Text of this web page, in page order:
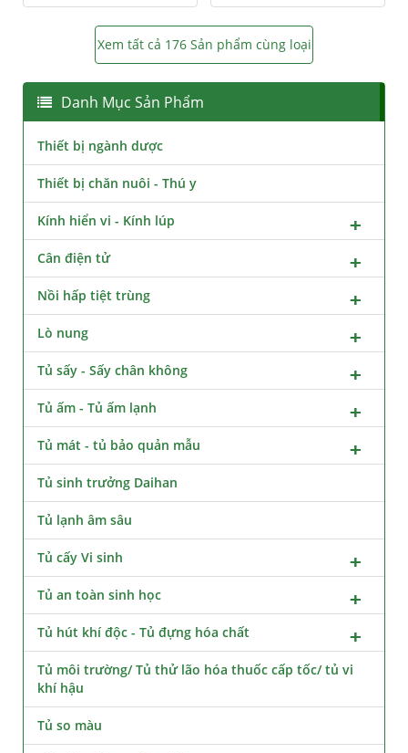
Xem tất cả 176 Sản phẩm cùng loại
Danh Mục Sản Phẩm
Thiết bị ngành dược
Thiết bị chăn nuôi - Thú y
Kính hiển vi - Kính lúp
Cân điện tử
Nồi hấp tiệt trùng
Lò nung
Tủ sấy - Sấy chân không
Tủ ấm - Tủ ấm lạnh
Tủ mát - tủ bảo quản mẫu
Tủ sinh trưởng Daihan
Tủ lạnh âm sâu
Tủ cấy Vi sinh
Tủ an toàn sinh học
Tủ hút khí độc - Tủ đựng hóa chất
Tủ môi trường/ Tủ thử lão hóa thuốc cấp tốc/ tủ vi
khí hậu
Tủ so màu